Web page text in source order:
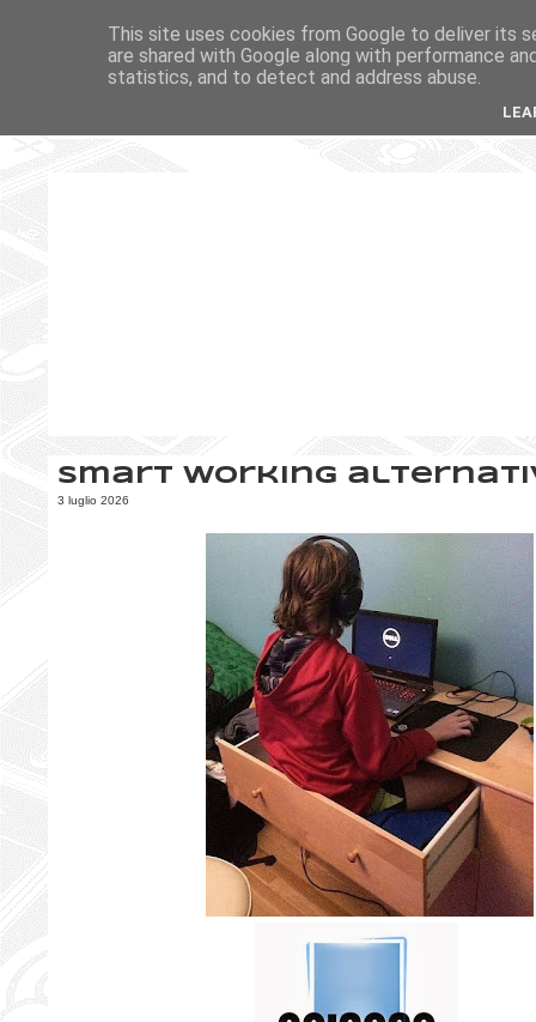
Smart working
3 luglio 2026
This site uses cookies from Google to deliver its
are shared with Google along with performance
statistics, and to detect and address abuse.